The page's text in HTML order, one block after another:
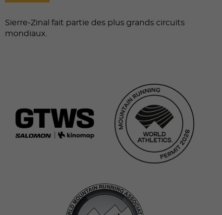
Sierre-Zinal fait partie des plus grands circuits
mondiaux.